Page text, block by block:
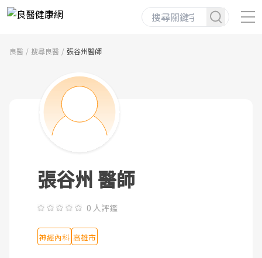
良醫 搜尋良醫 張谷州醫師
張谷州 醫師
0 人評鑑
神經內科 高雄市